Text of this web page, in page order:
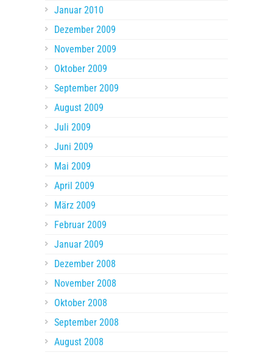
Januar 2010
Dezember 2009
November 2009
Oktober 2009
September 2009
August 2009
Juli 2009
Juni 2009
Mai 2009
April 2009
März 2009
Februar 2009
Januar 2009
Dezember 2008
November 2008
Oktober 2008
September 2008
August 2008